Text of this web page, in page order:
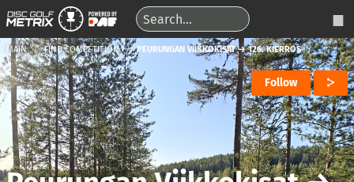
MAIN FIND COMPETITION PEURUNGAN VIIKKOKISAT → 126. KIERROS
Follow